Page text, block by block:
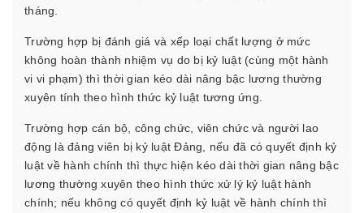
tháng.
Trường hợp bị đánh giá và xếp loại chất lượng ở mức
không hoàn thành nhiệm vụ do bị kỷ luật (cùng một hành
vi vi phạm) thì thời gian kéo dài nâng bậc lương thường
xuyên tính theo hình thức kỷ luật tương ứng.
Trường hợp cán bộ, công chức, viên chức và người lao
động là đảng viên bị kỷ luật Đảng, nếu đã có quyết định kỷ
luật về hành chính thì thực hiện kéo dài thời gian nâng bậc
lương thường xuyên theo hình thức xử lý kỷ luật hành
chính; nếu không có quyết định kỷ luật về hành chính thì